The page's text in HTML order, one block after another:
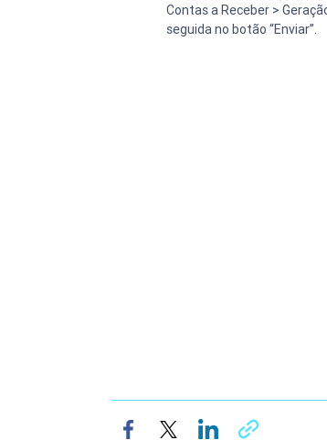
Contas a Receber >
seguida no botão “Enviar”.